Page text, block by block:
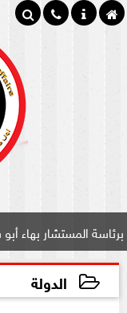
بهاء أبو شقة
الدولة